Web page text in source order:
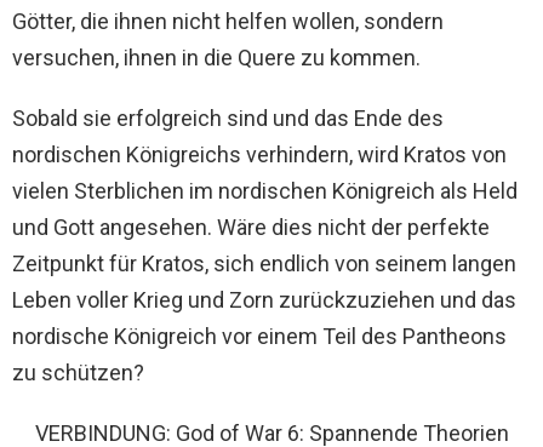
Götter, die ihnen nicht helfen wollen, sondern
versuchen, ihnen in die Quere zu kommen.
Sobald sie erfolgreich sind und das Ende des
nordischen Königreichs verhindern, wird Kratos von
vielen Sterblichen im nordischen Königreich als Held
und Gott angesehen. Wäre dies nicht der perfekte
Zeitpunkt für Kratos, sich endlich von seinem langen
Leben voller Krieg und Zorn zurückzuziehen und das
nordische Königreich vor einem Teil des Pantheons
zu schützen?
VERBINDUNG: God of War 6: Spannende Theorien